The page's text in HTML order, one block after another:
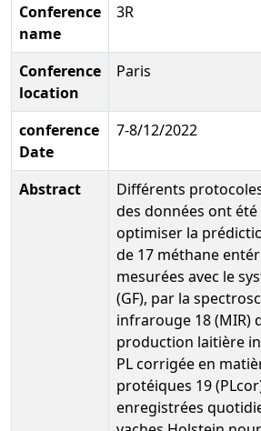
Conference
name
3R
Conference
location
Paris
conference
Date
7-8/12/2022
Abstract
Différents
des données ont
optimiser la
de 17 méthane
mesurées avec le
(GF), par la
infrarouge 18 (MIR)
production laitière
PL corrigée en
protéiques 19
enregistrées